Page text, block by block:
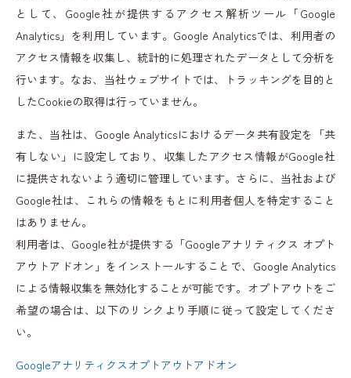
として、Google社が提供するアクセス解析ツール「Google
Analytics」を利用しています。Google Analyticsでは、利用者の
アクセス情報を収集し、統計的に処理されたデータとして分析を
行います。なお、当社ウェブサイトでは、トラッキングを目的と
したCookieの取得は行っていません。
また、当社は、Google Analyticsにおけるデータ共有設定を「共
有しない」に設定しており、収集したアクセス情報がGoogle社
に提供されないよう適切に管理しています。さらに、当社および
Google社は、これらの情報をもとに利用者個人を特定すること
はありません。
利用者は、Google社が提供する「Googleアナリティクス オプト
アウトアドオン」をインストールすることで、Google Analytics
による情報収集を無効化することが可能です。オプトアウトをご
希望の場合は、以下のリンクより手順に従って設定してくださ
い。
Googleアナリティクスオプトアウトアドオン